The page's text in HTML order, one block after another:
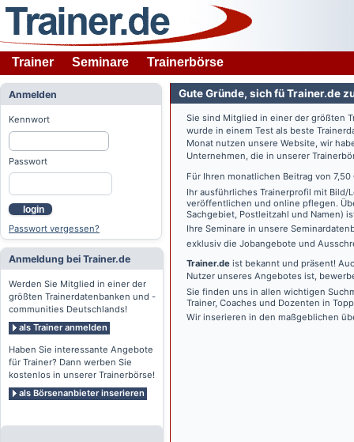
Trainer Seminare Trainerbörse
Anmelden
Kennwort
Passwort
login
Passwort vergessen?
Anmeldung bei Trainer.de
Werden Sie Mitglied in einer der
größten Trainerdatenbanken und -
communities Deutschlands!
als Trainer anmelden
Haben Sie interessante Angebote
für Trainer? Dann werben Sie
kostenlos in unserer Trainerbörse!
als Börsenanbieter inserieren
Gute Gründe, sich fü Trainer.de
Sie sind Mitglied in einer der größten
wurde in einem Test als beste
Monat nutzen unsere Website, wir
Unternehmen, die in unserer
Für Ihren monatlichen Beitrag von
Ihr ausführliches Trainerprofil mit
veröffentlichen und online pflegen.
Sachgebiet, Postleitzahl und Namen)
Ihre Seminare in unsere
exklusiv die Jobangebote und
Trainer.de ist bekannt und präsent!
Nutzer unseres Angebotes ist,
Sie finden uns in allen wichtigen
Trainer, Coaches und Dozenten in
Wir inserieren in den maßgeblichen